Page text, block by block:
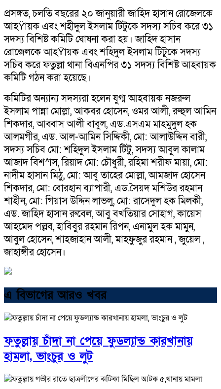
প্রসঙ্গত, চলতি বছরের ২০ জানুয়ারী জাহিদ হাসান রোজেলকে
আহŸায়ক এবং শহীদুল ইসলাম টিটুকে সদস্য সচিব করে ৩১
সদস্য বিশিষ্ট কমিটি ঘোষনা করা হয়। জাহিদ হাসান
রোজেলকে আহŸায়ক এবং শহিদুল ইসলাম টিটুকে সদস্য
সচিব করে ফতুল্লা থানা বিএনপির ৩১ সদস্য বিশিষ্ট আহবায়ক
কমিটি গঠন করা হয়েছে।
কমিটির অন্যান্য সদস্যরা হলেন যুগ্ম আহবায়ক নজরুল
ইসলাম পান্না মোল্লা, আকবর হোসেন, ওমর আলী, রুহুল আমিন
শিকদার, আব্বাস আলী বাবুল, এড.এসএম মাহমুদুল হক
আলমগীর, এড. আল-আমিন সিদ্দিকী, মো: আলাউদ্দিন বারী,
সদস্য সচিব মো: শহিদুল ইসলাম টিটু, সদস্য আবুল কালাম
আজাদ বিশ^াস, রিয়াদ মো: চৌধুরী, রহিমা শরীফ মায়া, মো:
নাদীম হাসান মিঠু, মো: আবু তাহের মোল্লা, আমজাদ হোসেন
শিকদার, মো: বোরহান ব্যাপারী, এড.সৈয়দ মশিউর রহমান
শাহীন, মো: গিয়াস উদ্দিন লাভলু, মো: রাসেদুল হক মিলকী,
এড. জাহিদ হাসান রুবেল, আবু বখতিয়ার সোহাগ, কায়েস
আহমেদ পল্লব, হাবিবুর রহমান রিপন, এনামুল হক মামুন,
আবুল হোসেন, শাহজাহান আলী, মাহফুজুর রহমান , জুয়েল ,
জাহাঙ্গীর হোসেন।
এ বিভাগের আরও খবর
ফতুল্লায় চাঁদা না পেয়ে ফুডল্যান্ড কারখানায়
হামলা, ভাংচুর ও লুট